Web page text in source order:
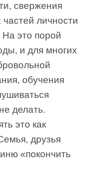
свержения
личности
это порой
и для многих
обучения
делать.
это как
друзья
«покончить